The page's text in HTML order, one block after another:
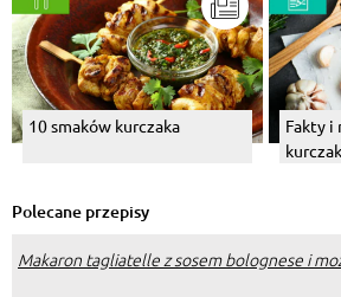
10 smaków kurczaka
Fakty i
Polecane przepisy
Makaron tagliatelle z sosem bolognese i